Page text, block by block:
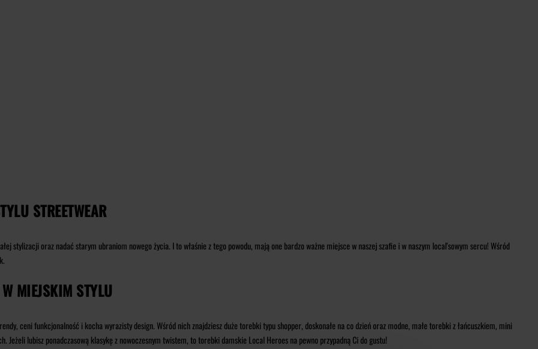
STREETWEAR
stylizacji oraz nadać starym ubraniom nowego życia. I to właśnie z tego powodu, mają one bardzo ważne miejsce w naszej szafie i w naszym local'sowym sercu! Wśród
MIEJSKIM STYLU
ceni funkcjonalność i kocha wyrazisty design. Wśród nich znajdziesz duże torebki typu shopper, doskonałe na co dzień oraz modne, małe torebki z łańcuszkiem, mini
lubisz ponadczasową klasykę z nowoczesnym twistem, to torebki damskie Local Heroes na pewno przypadną Ci do gustu!